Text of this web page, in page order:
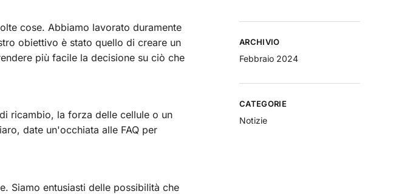
cose. Abbiamo lavorato duramente
obiettivo è stato quello di creare un
più facile la decisione su ciò che
ricambio, la forza delle cellule o un
date un'occhiata alle FAQ per
Siamo entusiasti delle possibilità che
ARCHIVIO
Febbraio 2024
CATEGORIE
Notizie